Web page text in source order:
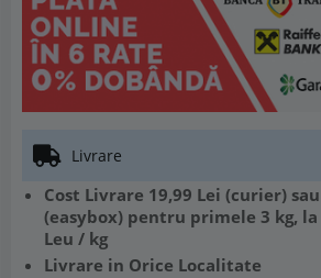
Livrare
Cost Livrare 19,99 Lei (curier)
(easybox) pentru primele 3 kg, la
Leu / kg
Livrare in Orice Localitate